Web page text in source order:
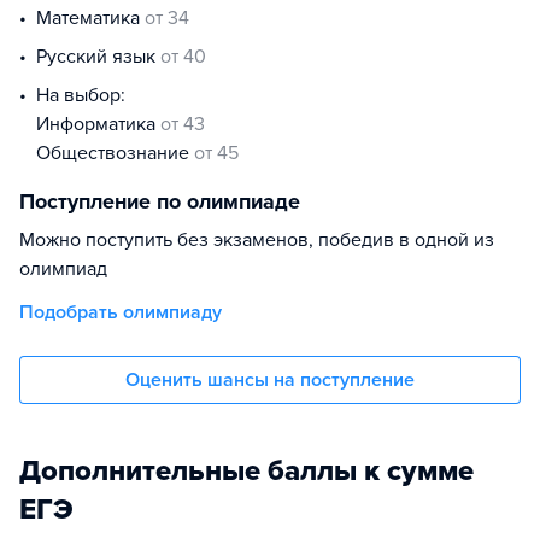
математика от 34
русский язык от 40
На выбор:
информатика от 43
обществознание от 45
Поступление по олимпиаде
Можно поступить без экзаменов, победив в одной из
олимпиад
Подобрать олимпиаду
Оценить шансы на поступление
Дополнительные баллы к сумме
ЕГЭ